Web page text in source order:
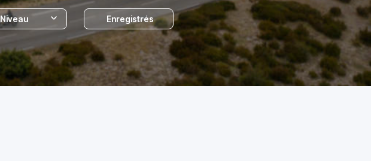
Niveau Enregistrés